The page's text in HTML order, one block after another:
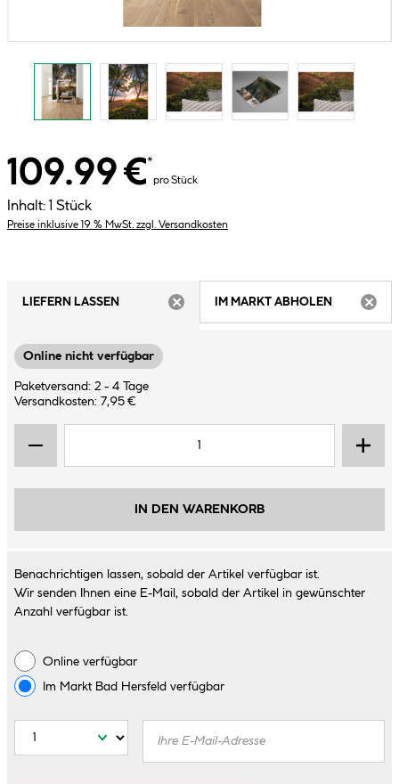
109.99 €*
pro Stück
Inhalt: 1 Stück
Preise inklusive 19 % MwSt. zzgl. Versandkosten
LIEFERN LASSEN
IM MARKT ABHOLEN
Online nicht verfügbar
Paketversand: 2 - 4 Tage
Versandkosten: 7,95 €
IN DEN WARENKORB
Benachrichtigen lassen, sobald der Artikel verfügbar ist.
Wir senden Ihnen eine E-Mail, sobald der Artikel in gewünschter
Anzahl verfügbar ist.
Online verfügbar
Im Markt Bad Hersfeld verfügbar